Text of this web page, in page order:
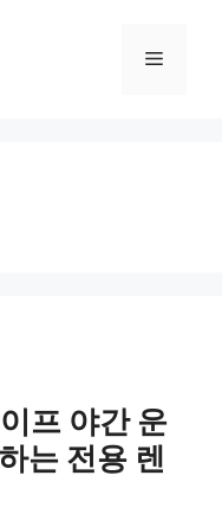
메
프 야간 운
는 전용 렌